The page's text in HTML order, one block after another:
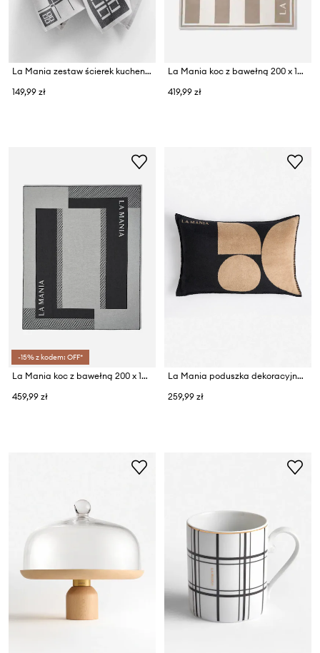
La Mania zestaw ścierek kuchennych bawełnianych 63 x 50 cm
149,99 zł
La Mania koc z bawełną 200 x 150 cm
419,99 zł
-15% z kodem: OFF*
La Mania koc z bawełną 200 x 165 cm
459,99 zł
La Mania poduszka dekoracyjna z bawełną 40 x 60 cm
259,99 zł